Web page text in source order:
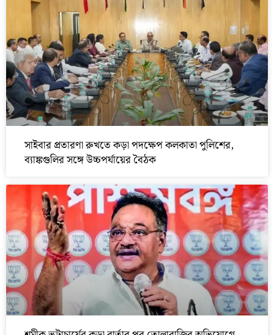
সাইবার প্রতারণা রুখতে কড়া পদক্ষেপ কলকাতা পুলিশের,
ব্যাঙ্কগুলির সঙ্গে উচ্চপর্যায়ের বৈঠক